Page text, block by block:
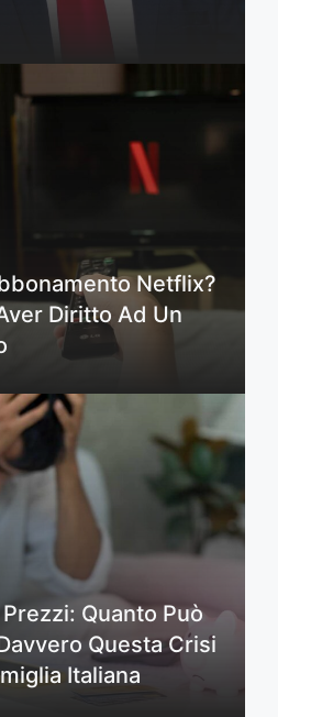
Netflix?
Diritto Ad Un
Quanto Può
Questa Crisi
Italiana